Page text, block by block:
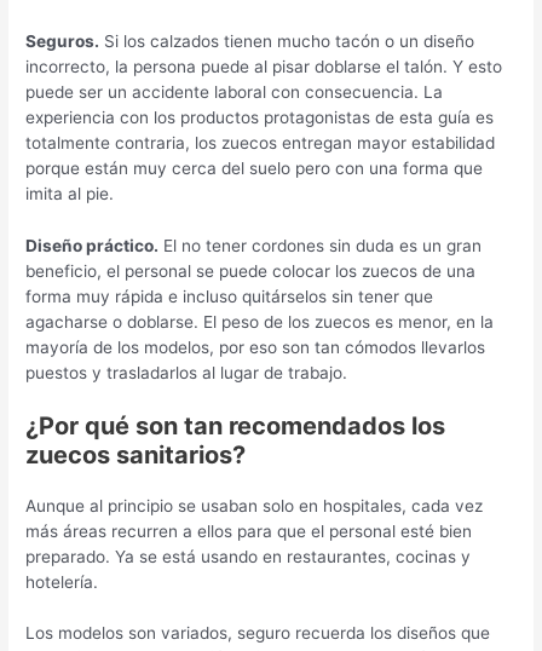
Seguros. Si los calzados tienen mucho tacón o un diseño
incorrecto, la persona puede al pisar doblarse el talón. Y esto
puede ser un accidente laboral con consecuencia. La
experiencia con los productos protagonistas de esta guía es
totalmente contraria, los zuecos entregan mayor estabilidad
porque están muy cerca del suelo pero con una forma que
imita al pie.
Diseño práctico. El no tener cordones sin duda es un gran
beneficio, el personal se puede colocar los zuecos de una
forma muy rápida e incluso quitárselos sin tener que
agacharse o doblarse. El peso de los zuecos es menor, en la
mayoría de los modelos, por eso son tan cómodos llevarlos
puestos y trasladarlos al lugar de trabajo.
¿Por qué son tan recomendados los
zuecos sanitarios?
Aunque al principio se usaban solo en hospitales, cada vez
más áreas recurren a ellos para que el personal esté bien
preparado. Ya se está usando en restaurantes, cocinas y
hotelería.
Los modelos son variados, seguro recuerda los diseños que